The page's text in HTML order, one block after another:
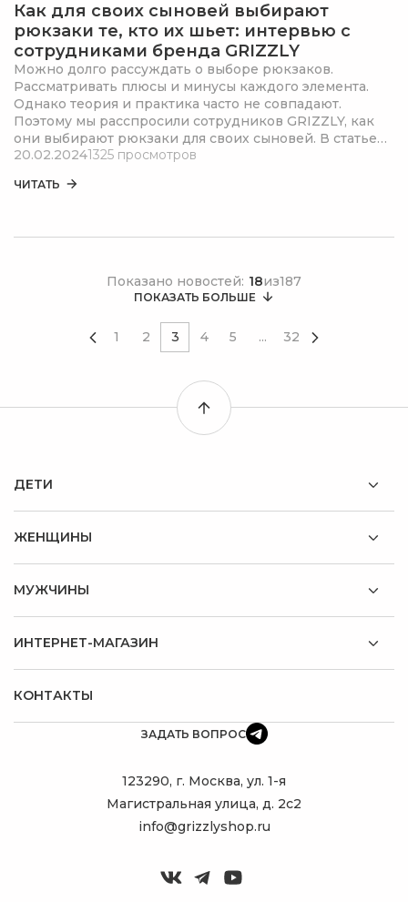
Как для своих сыновей выбирают
рюкзаки те, кто их шьет: интервью с
сотрудниками бренда GRIZZLY
Можно долго рассуждать о выборе рюкзаков.
Рассматривать плюсы и минусы каждого элемента.
Однако теория и практика часто не совпадают.
Поэтому мы расспросили сотрудников GRIZZLY, как
они выбирают рюкзаки для своих сыновей. В статье
советы экспертов и много личного опыта.
20.02.20241325 просмотров
ЧИТАТЬ
Показано новостей: 18из187
1 2 3 4 5 ... 32
ПОКАЗАТЬ БОЛЬШЕ
ДЕТИ
ЖЕНЩИНЫ
МУЖЧИНЫ
ИНТЕРНЕТ-МАГАЗИН
КОНТАКТЫ
ЗАДАТЬ ВОПРОС
123290, г. Москва, ул. 1-я
Магистральная улица, д. 2с2
info@grizzlyshop.ru